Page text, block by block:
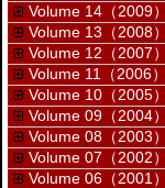
Volume 14（2009）
Volume 13（2008）
Volume 12（2007）
Volume 11（2006）
Volume 10（2005）
Volume 09（2004）
Volume 08（2003）
Volume 07（2002）
Volume 06（2001）